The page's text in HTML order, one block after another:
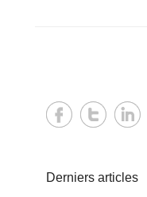
Derniers articles